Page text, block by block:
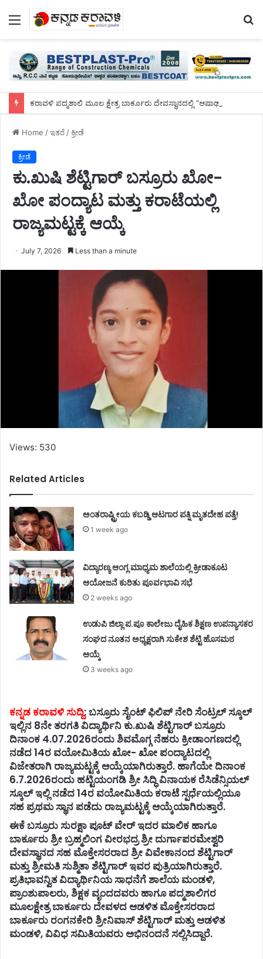
Menu
Home /ಇತರೆ/ಕ್ರೀಡೆ
ಕ್ರೀಡೆ
ಕು.ಖುಷಿ ಶೆಟ್ಟಿಗಾರ್ ಬಸ್ರೂರು ಖೋ-
ಖೋ ಪಂದ್ಯಾಟ ಮತ್ತು ಕರಾಟೆಯಲ್ಲಿ
ರಾಜ್ಯಮಟ್ಟಕ್ಕೆ ಆಯ್ಕೆ
July 7, 2026 Less than a minute
Views: 530
Related Articles
ಅಂತರಾಷ್ಟ್ರೀಯ ಕಬಡ್ಡಿ ಆಟಗಾರ ಪತ್ನಿ ಮೃತದೇಹ ಪತ್ತೆ!
1 week ago
ವಿದ್ಯಾರಣ್ಯ ಆಂಗ್ಲ ಮಾಧ್ಯಮ ಶಾಲೆಯಲ್ಲಿ ಕ್ರೀಡಾಕೂಟ
ಆಯೋಜನೆ ಕುರಿತು ಪೂರ್ವಭಾವಿ ಸಭೆ
2 weeks ago
ಉಡುಪಿ ಜಿಲ್ಲಾ ಪ.ಪೂ ಕಾಲೇಜು ದೈಹಿಕ ಶಿಕ್ಷಣ ಉಪನ್ಯಾಸಕರ
ಸಂಘದ ನೂತನ ಅಧ್ಯಕ್ಷರಾಗಿ ಸುಕೇಶ ಶೆಟ್ಟಿ ಹೊಸಮಠ
ಆಯ್ಕೆ
3 weeks ago
ಕನ್ನಡ ಕರಾವಳಿ ಸುದ್ದಿ: ಬಸ್ರೂರು ಸೈಂಟ್ ಫಿಲಿಪ್ ನೇರಿ ಸೆಂಟ್ರಲ್ ಸ್ಕೂಲ್
ಇಲ್ಲಿನ 8ನೇ ತರಗತಿ ವಿದ್ಯಾರ್ಥಿನಿ ಕು.ಖುಷಿ ಶೆಟ್ಟಿಗಾರ್ ಬಸ್ರೂರು
ದಿನಾಂಕ 4.07.2026ರಂದು ಶಿವಮೊಗ್ಗ ನೆಹರು ಕ್ರೀಡಾಂಗಣದಲ್ಲಿ
ನಡೆದ 14ರ ವಯೋಮಿತಿಯ ಖೋ- ಖೋ ಪಂದ್ಯಾಟದಲ್ಲಿ
ವಿಜೇತರಾಗಿ ರಾಜ್ಯಮಟ್ಟಕ್ಕೆ ಆಯ್ಕೆಯಾಗಿರುತ್ತಾರೆ. ಹಾಗೆಯೇ ದಿನಾಂಕ
6.7.2026ರಂದು ಹಟ್ಟಿಯಂಗಡಿ ಶ್ರೀ ಸಿದ್ಧಿ ವಿನಾಯಕ ರೆಸಿಡೆನ್ಸಿಯಲ್
ಸ್ಕೂಲ್ ಇಲ್ಲಿ ನಡೆದ 14ರ ವಯೋಮಿತಿಯ ಕರಾಟೆ ಸ್ಪರ್ಧೆಯಲ್ಲಿಯೂ
ಸಹ ಪ್ರಥಮ ಸ್ಥಾನ ಪಡೆದು ರಾಜ್ಯಮಟ್ಟಕ್ಕೆ ಆಯ್ಕೆಯಾಗಿರುತ್ತಾರೆ.
ಈಕೆ ಬಸ್ರೂರು ಸುರಕ್ಷಾ ಪೂಟ್ ವೇರ್ ಇದರ ಮಾಲಿಕ ಹಾಗೂ
ಬಾರ್ಕೂರು ಶ್ರೀ ಬ್ರಹ್ಮಲಿಂಗ ವೀರಭದ್ರ ಶ್ರೀ ದುರ್ಗಾಪರಮೇಶ್ವರಿ
ದೇವಸ್ಥಾನದ ಸಹ ಮೊಕ್ತೇಸರರಾದ ಶ್ರೀ ವಿವೇಕಾನಂದ ಶೆಟ್ಟಿಗಾರ್
ಮತ್ತು ಶ್ರೀಮತಿ ಸುಶ್ಮಿತಾ ಶೆಟ್ಟಿಗಾರ್ ಇವರ ಪುತ್ರಿಯಾಗಿರುತ್ತಾರೆ.
ಪ್ರತಿಭಾವನ್ವಿತ ವಿದ್ಯಾರ್ಥಿನಿಯ ಸಾಧನೆಗೆ ಶಾಲೆಯ ಮಂಡಳಿ,
ಪ್ರಾಂಶುಪಾಲರು, ಶಿಕ್ಷಕ ವೃಂದದವರು ಹಾಗೂ ಪದ್ಮಶಾಲಿಗರ
ಮೂಲಕ್ಷೇತ್ರ ಬಾರ್ಕೂರು ದೇವಳದ ಆಡಳಿತ ಮೊಕ್ತೇಸರರಾದ
ಬಾರ್ಕೂರು ರಂಗನಕೇರಿ ಶ್ರೀನಿವಾಸ್ ಶೆಟ್ಟಿಗಾರ್ ಮತ್ತು ಆಡಳಿತ
ಮಂಡಳಿ, ವಿವಿಧ ಸಮಿತಿಯವರು ಅಭಿನಂದನೆ ಸಲ್ಲಿಸಿದ್ದಾರೆ.